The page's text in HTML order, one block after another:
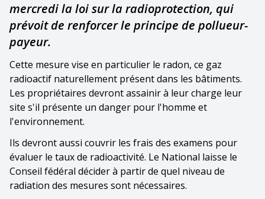
mercredi la loi sur la radioprotection, qui
prévoit de renforcer le principe de pollueur-
payeur.
Cette mesure vise en particulier le radon, ce gaz
radioactif naturellement présent dans les bâtiments.
Les propriétaires devront assainir à leur charge leur
site s'il présente un danger pour l'homme et
l'environnement.
Ils devront aussi couvrir les frais des examens pour
évaluer le taux de radioactivité. Le National laisse le
Conseil fédéral décider à partir de quel niveau de
radiation des mesures sont nécessaires.